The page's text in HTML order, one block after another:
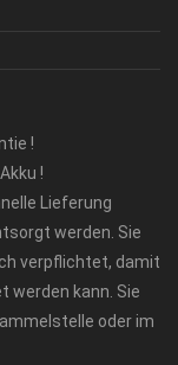
!
!
Lieferung
werden. Sie
verpflichtet, damit
werden kann. Sie
oder im